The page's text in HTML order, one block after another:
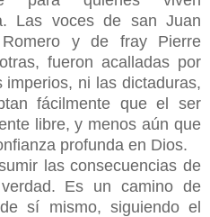
Las voces de san Juan
y de fray Pierre
fueron acalladas por
ni las dictaduras,
fácilmente que el ser
libre, y menos aún que
profunda en Dios.
las consecuencias de
Es un camino de
sí mismo, siguiendo el